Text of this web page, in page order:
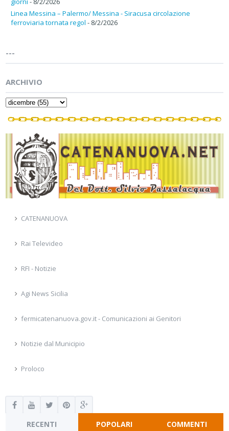
Linea Messina – Palermo/ Messina - Siracusa circolazione
ferroviaria tornata regol - 8/2/2026
---
ARCHIVIO
CATENANUOVA
Rai Televideo
RFI - Notizie
Agi News Sicilia
fermicatenanuova.gov.it - Comunicazioni ai Genitori
Notizie dal Municipio
Proloco
RECENTI POPOLARI COMMENTI